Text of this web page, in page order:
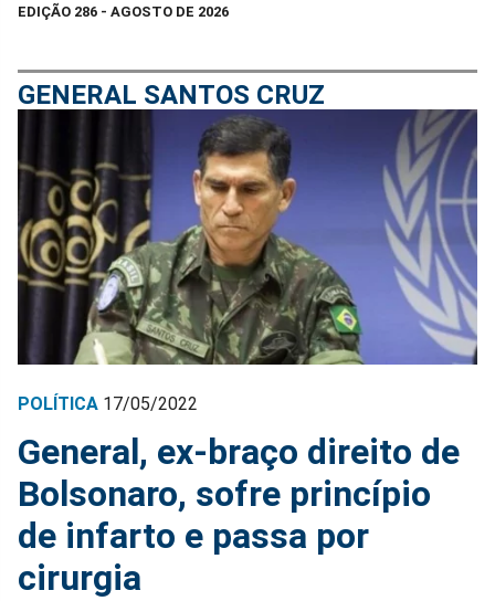
EDIÇÃO 286 - AGOSTO DE 2026
GENERAL SANTOS CRUZ
POLÍTICA 17/05/2022
General, ex-braço direito de
Bolsonaro, sofre princípio
de infarto e passa por
cirurgia